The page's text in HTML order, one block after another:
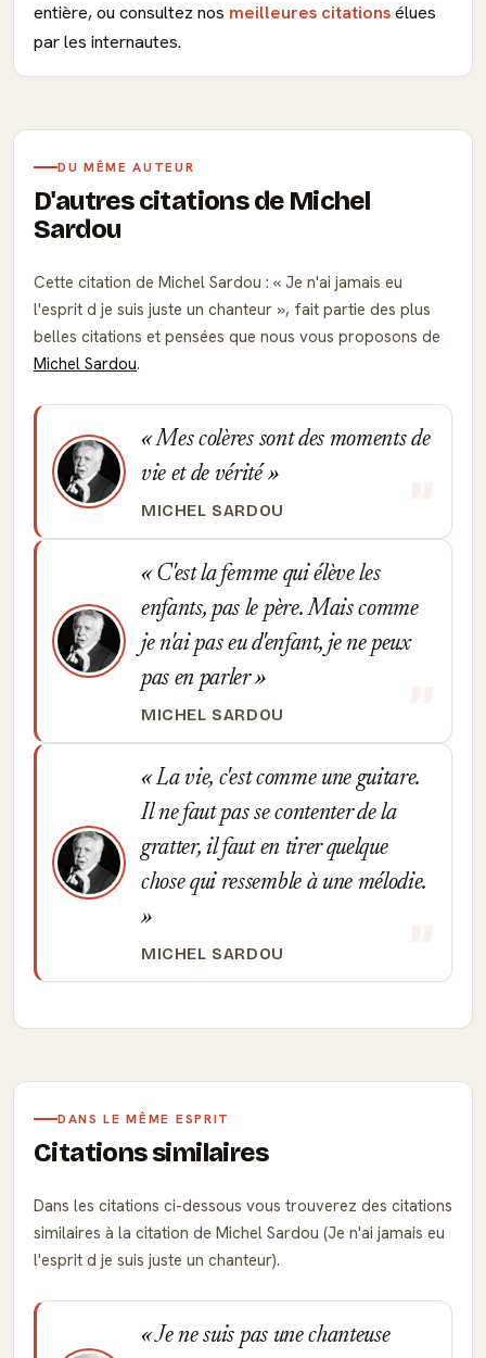
entière, ou consultez nos meilleures citationsélues
par les internautes.
DU MÊME AUTEUR
D'autres citations de Michel
Sardou
Cette citation de Michel Sardou :
Je n'ai jamais eu
l'esprit d je suis juste un chanteur , fait partie des plus
belles citations et pensées que nous vous proposons de
Michel Sardou.
Mes colères sont des moments de
vie et de vérité
MICHEL SARDOU
C'est la femme qui élève les
enfants, pas le père. Mais comme
je n'ai pas eu d'enfant, je ne peux
pas en parler
MICHEL SARDOU
La vie, c'est comme une guitare.
Il ne faut pas se contenter de la
gratter, il faut en tirer quelque
chose qui ressemble à une mélodie.
MICHEL SARDOU
DANS LE MÊME ESPRIT
Citations similaires
Dans les citations ci-dessous vous trouverez des citations
similaires à la citation de Michel Sardou (Je n'ai jamais eu
l'esprit d je suis juste un chanteur).
Je ne suis pas une chanteuse